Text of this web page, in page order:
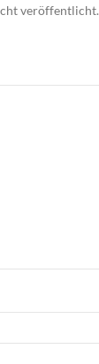
veröffentlicht.